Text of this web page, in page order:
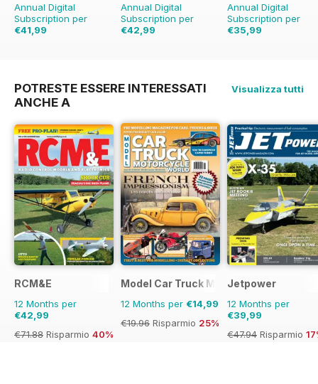
Annual Digital
Subscription per
€41,99
Annual Digital
Subscription per
€42,99
Annual Digital
Subscription per
€35,99
POTRESTE ESSERE INTERESSATI
ANCHE A
Visualizza tutti
RCM&E
12 Months per
€42,99
€71.88 Risparmio 40%
Model Car Truck Motorcycles World
12 Months per €14,99
€19.96 Risparmio 25%
Jetpower
12 Months per
€39,99
€47.94 Risparmio